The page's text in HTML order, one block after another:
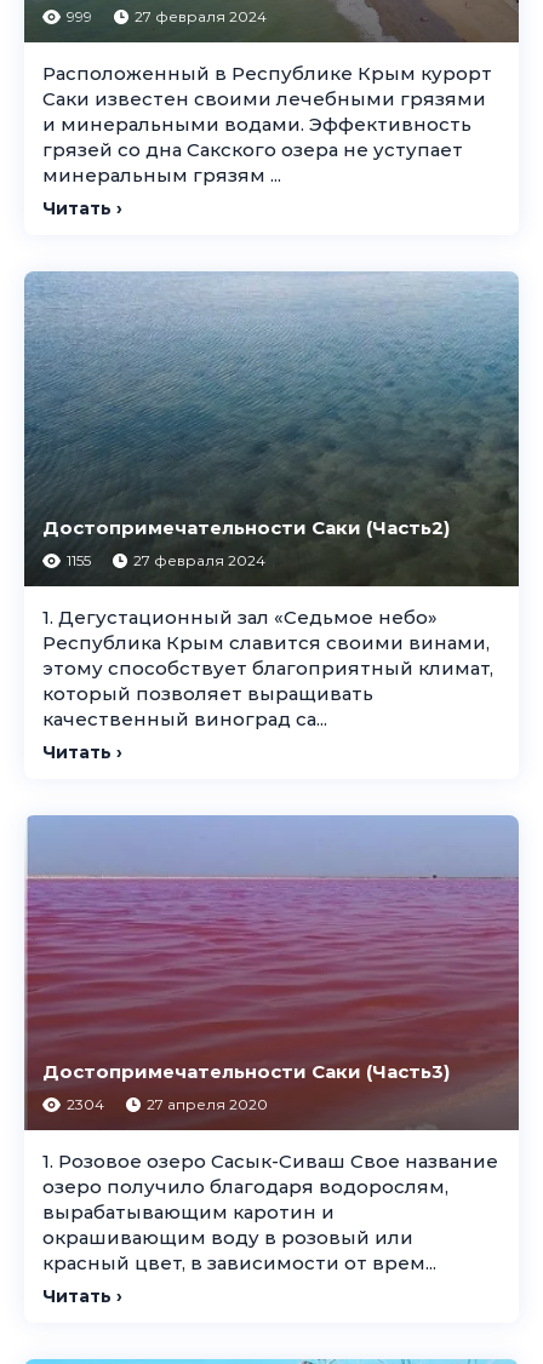
999 27 февраля 2024
Расположенный в Республике Крым курорт
Саки известен своими лечебными грязями
и минеральными водами. Эффективность
грязей со дна Сакского озера не уступает
минеральным грязям ...
Читать ›
Достопримечательности Саки (Часть2)
1155 27 февраля 2024
1. Дегустационный зал «Седьмое небо»
Республика Крым славится своими винами,
этому способствует благоприятный климат,
который позволяет выращивать
качественный виноград са...
Читать ›
Достопримечательности Саки (Часть3)
2304 27 апреля 2020
1. Розовое озеро Сасык-Сиваш Свое название
озеро получило благодаря водорослям,
вырабатывающим каротин и
окрашивающим воду в розовый или
красный цвет, в зависимости от врем...
Читать ›